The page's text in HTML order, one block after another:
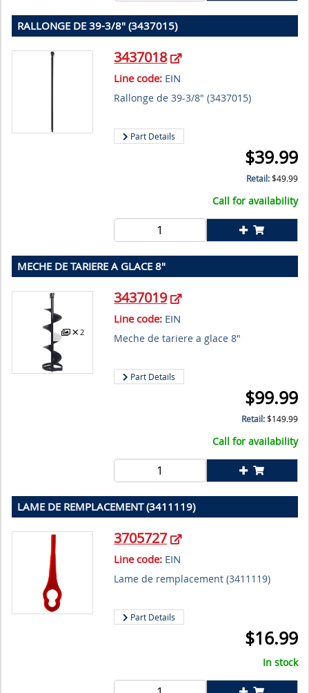
RALLONGE DE 39-3/8" (3437015)
3437018
Line code: EIN
Rallonge de 39-3/8" (3437015)
Part Details
$39.99
Retail:$49.99
Call for availability
MECHE DE TARIERE A GLACE 8"
2
3437019
Line code: EIN
Meche de tariere a glace 8"
Part Details
$99.99
Retail:$149.99
Call for availability
LAME DE REMPLACEMENT (3411119)
3705727
Line code: EIN
Lame de remplacement (3411119)
Part Details
$16.99
In stock